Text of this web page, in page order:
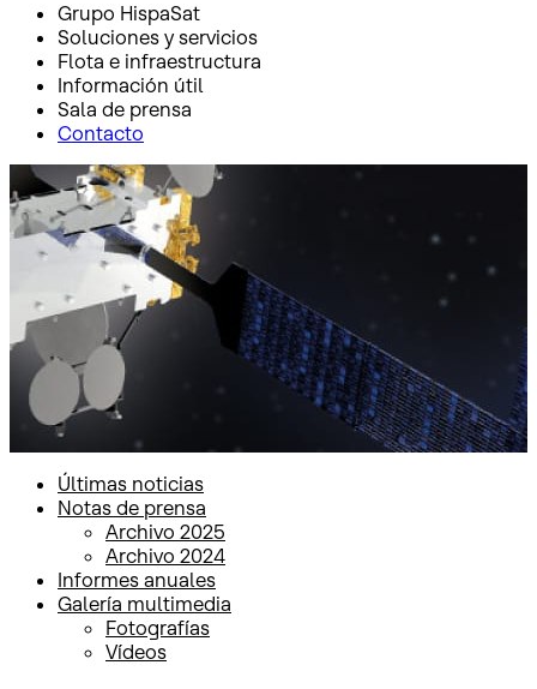
Grupo HispaSat
Soluciones y servicios
Flota e infraestructura
Información útil
Sala de prensa
Contacto
Inicio Sala de prensa
Notas de prensa
Últimas noticias
Notas de prensa
Archivo 2025
Archivo 2024
Informes anuales
Galería multimedia
Fotografías
Vídeos